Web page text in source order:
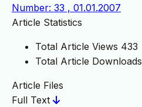
Number: 33 , 01.01.2007
Article Statistics
Total Article Views 433
Total Article Downloads
Article Files
Full Text